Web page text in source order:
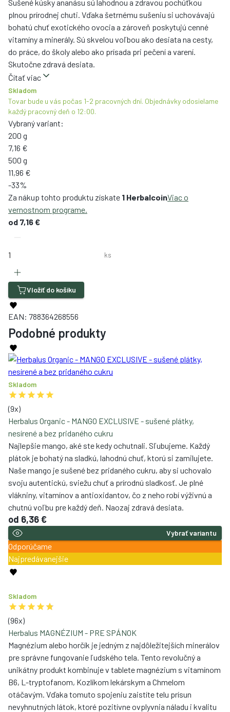
Sušené kúsky ananásu sú lahodnou a zdravou pochúťkou
plnou prírodnej chuti. Vďaka šetrnému sušeniu si uchovávajú
bohatú chuť exotického ovocia a zároveň poskytujú cenné
vitamíny a minerály. Sú skvelou voľbou ako desiata na cesty,
do práce, do školy alebo ako prísada pri pečení a varení.
Skutočne zdravá desiata.
Čítať viac
Skladom
Tovar bude u vás počas 1-2 pracovných dní. Objednávky odosielame
každý pracovný deň o 12:00.
Vybraný variant:
200 g
7,16 €
500 g
11,96 €
-33%
Za nákup tohto produktu získate 1 HerbalcoinViac o
vernostnom programe.
od 7,16 €
ks
Vložiť do košíku
EAN: 788364268556
Podobné produkty
Skladom
(9x)
Herbalus Organic - MANGO EXCLUSIVE - sušené plátky,
nesírené a bez pridaného cukru
Najlepšie mango, aké ste kedy ochutnali. Sľubujeme. Každý
plátok je bohatý na sladkú, lahodnú chuť, ktorú si zamilujete.
Naše mango je sušené bez pridaného cukru, aby si uchovalo
svoju autentickú, sviežu chuť a prírodnú sladkosť. Je plné
vlákniny, vitamínov a antioxidantov, čo z neho robí výživnú a
chutnú voľbu pre každý deň. Naozaj zdravá desiata.
od 6,36 €
Vybrať variantu
Odporúčame
Najpredávanejšie
Skladom
(96x)
Herbalus MAGNÉZIUM - PRE SPÁNOK
Magnézium alebo horčík je jedným z najdôležitejších minerálov
pre správne fungovanie ľudského tela. Tento revolučný a
unikátny produkt kombinuje v tablete magnézium s vitamínom
B6, L-tryptofanom, Kozlíkom lekárskym a Chmelom
otáčavým. Vďaka tomuto spojeniu zaistíte telu prísun
nevyhnutných látok, ktoré pozitívne ovplyvnia náladu i kvalitu